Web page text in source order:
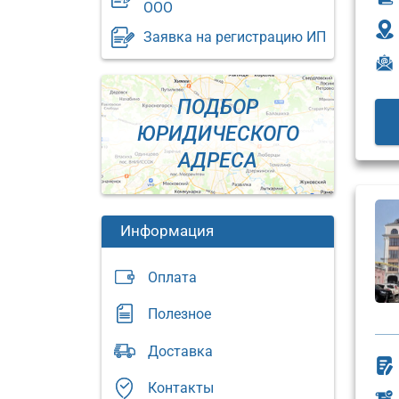
ООО
Заявка на регистрацию ИП
ПОДБОР
ЮРИДИЧЕСКОГО
АДРЕСА
Информация
Оплата
Полезное
Доставка
Контакты
адрес:
Москва,
адрес: